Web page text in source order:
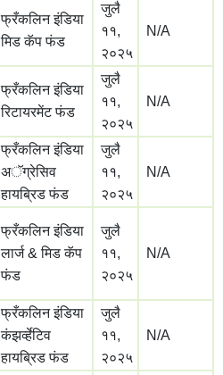
फ्रँकलिन इंडिया
मिड कॅप फंड
जुलै
११,
२०२५
N/A
फ्रँकलिन इंडिया
रिटायरमेंट फंड
जुलै
११,
२०२५
N/A
फ्रँकलिन इंडिया
अॅग्रेसिव
हायब्रिड फंड
जुलै
११,
२०२५
N/A
फ्रँकलिन इंडिया
लार्ज & मिड कॅप
फंड
जुलै
११,
२०२५
N/A
फ्रँकलिन इंडिया
कंझर्व्हेटिव
हायब्रिड फंड
जुलै
११,
२०२५
N/A